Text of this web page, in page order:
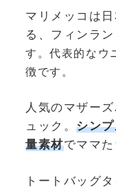
マリメッコは
る、フィンラ
す。代表的なウ
徴です。
人気のマザー
ュック。 シン
量素材でママた
トートバッグ